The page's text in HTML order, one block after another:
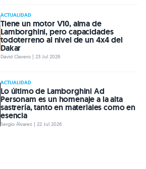
ACTUALIDAD
Tiene un motor V10, alma de
Lamborghini, pero capacidades
todoterreno al nivel de un 4x4 del
Dakar
David Clavero | 23 Jul 2026
ACTUALIDAD
Lo último de Lamborghini Ad
Personam es un homenaje a la alta
sastrería, tanto en materiales como en
esencia
Sergio Álvarez | 22 Jul 2026